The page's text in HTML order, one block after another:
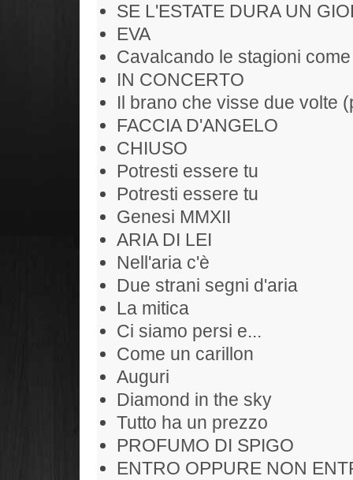
SE L'ESTATE DURA UN
EVA
Cavalcando le stagioni
IN CONCERTO
Il brano che visse due volte
FACCIA D'ANGELO
CHIUSO
Potresti essere tu
Potresti essere tu
Genesi MMXII
ARIA DI LEI
Nell'aria c'è
Due strani segni d'aria
La mitica
Ci siamo persi e...
Come un carillon
Auguri
Diamond in the sky
Tutto ha un prezzo
PROFUMO DI SPIGO
ENTRO OPPURE NON